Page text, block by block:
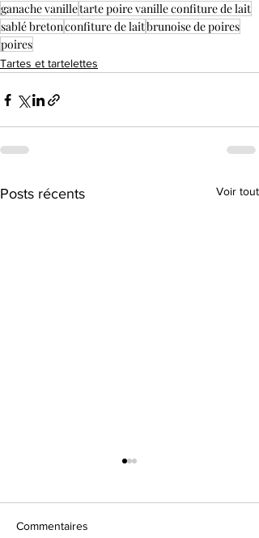
ganache vanilletarte poire vanille confiture de lait
sablé bretonconfiture de laitbrunoise de poires
poires
Tartes et tartelettes
Posts récents Voir tout
Commentaires